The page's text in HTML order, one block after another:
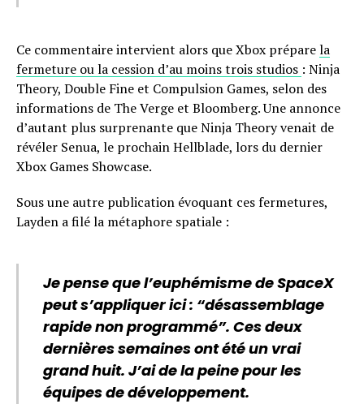
Ce commentaire intervient alors que Xbox préparela
fermeture ou la cession d’au moins trois studios : Ninja
Theory, Double Fine et Compulsion Games, selon des
informations de The Verge et Bloomberg. Une annonce
d’autant plus surprenante que Ninja Theory venait de
révéler Senua, le prochain Hellblade, lors du dernier
Xbox Games Showcase.
Sous une autre publication évoquant ces fermetures,
Layden a filé la métaphore spatiale :
Je pense que l’euphémisme de SpaceX
peut s’appliquer ici : “désassemblage
rapide non programmé”. Ces deux
dernières semaines ont été un vrai
grand huit. J’ai de la peine pour les
équipes de développement.